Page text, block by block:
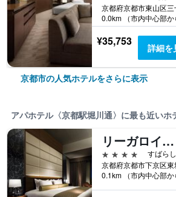
0.0km （市内中心部か
¥35,753 詳細を
京都市の人気ホテルをさらに表示
アパホテル〈京都駅堀川通〉に最も近いホ
リーガロイヤルホテル京都
4つ星
すばら
0.1km （市内中心部か